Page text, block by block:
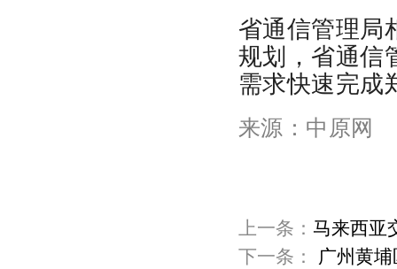
省通信管理局
规划，省通信
需求快速完成
来源：中原网
上一条： 马来西亚
下一条：
广州黄